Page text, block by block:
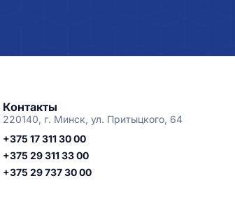
Контакты
220140, г. Минск, ул. Притыцкого, 64
+375 17 311 30 00
+375 29 311 33 00
+375 29 737 30 00